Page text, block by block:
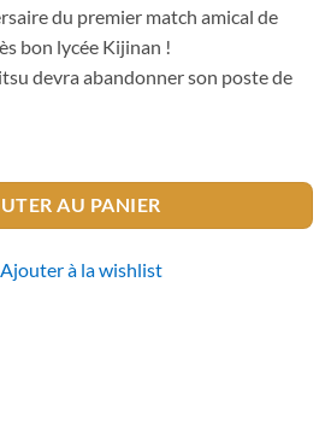
du premier match amical de
bon lycée Kijinan !
devra abandonner son poste de
AU PANIER
Ajouter à la wishlist